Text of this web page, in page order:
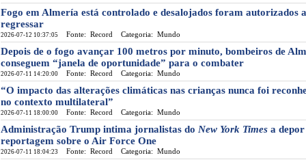
Fogo em Almería está controlado e desalojados foram autorizados a
regressar
2026-07-12 10:37:05 Fonte: Record Categoria: Mundo
Depois de o fogo avançar 100 metros por minuto, bombeiros de
conseguem “janela de oportunidade” para o combater
2026-07-11 14:20:00 Fonte: Record Categoria: Mundo
“O impacto das alterações climáticas nas crianças nunca foi
no contexto multilateral”
2026-07-11 18:00:00 Fonte: Record Categoria: Mundo
Administração Trump intima jornalistas do New York Times a
reportagem sobre o Air Force One
2026-07-11 18:04:23 Fonte: Record Categoria: Mundo